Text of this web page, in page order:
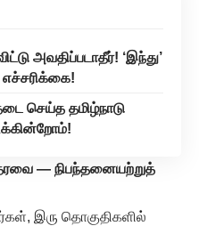
அவதிப்படாதீர்! ‘இந்து’
எச்சரிக்கை!
செய்த தமிழ்நாடு
— நிபந்தனையற்றுத்
இரு தொகுதிகளில்